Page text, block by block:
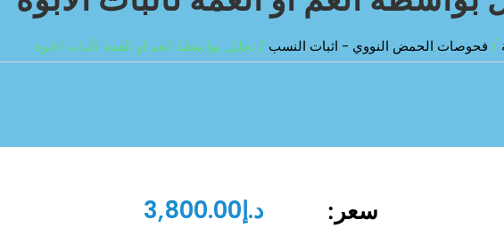
/ فحوصات الحمض النووي - اثبات النسب / تحليل بواسطة العم او العمة لأثبات الابوة
سعر: د.إ3,800.00